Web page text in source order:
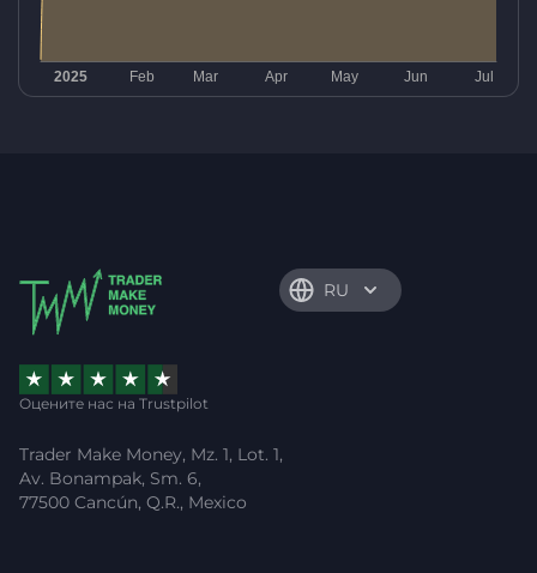
RU
Оцените нас на Trustpilot
Trader Make Money, Mz. 1, Lot. 1,
Av. Bonampak, Sm. 6,
77500 Cancún, Q.R., Mexico